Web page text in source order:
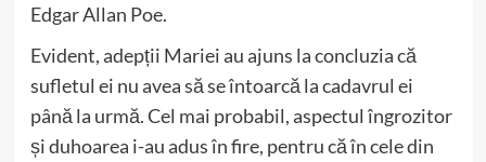
Edgar Allan Poe.
Evident, adepții Mariei au ajuns la concluzia că
sufletul ei nu avea să se întoarcă la cadavrul ei
până la urmă. Cel mai probabil, aspectul îngrozitor
și duhoarea i-au adus în fire, pentru că în cele din